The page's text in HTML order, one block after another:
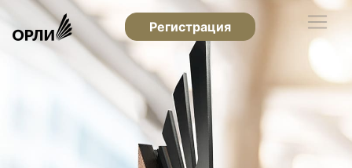
Регистрация